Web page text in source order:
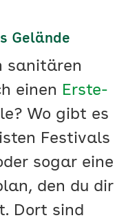
Gelände
sanitären
einen Erste-
Wo gibt es
Festivals
sogar eine
den du dir
Dort sind